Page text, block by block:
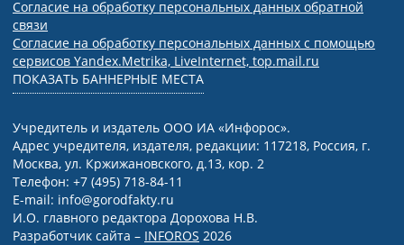
Согласие на обработку персональных данных обратной
связи
Согласие на обработку персональных данных с помощью
сервисов Yandex.Metrika, LiveInternet, top.mail.ru
ПОКАЗАТЬ БАННЕРНЫЕ МЕСТА
Учредитель и издатель ООО ИА «Инфорос».
Адрес учредителя, издателя, редакции: 117218, Россия, г.
Москва, ул. Кржижановского, д.13, кор. 2
Телефон: +7 (495) 718-84-11
E-mail: info@gorodfakty.ru
И.О. главного редактора Дорохова Н.В.
Разработчик сайта – INFOROS 2026